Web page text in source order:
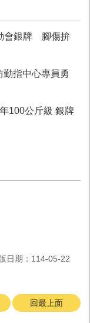
會銀牌 腳傷拚
指中心專員勇
100公斤級 銀牌
版日期：114-05-22
回最上面